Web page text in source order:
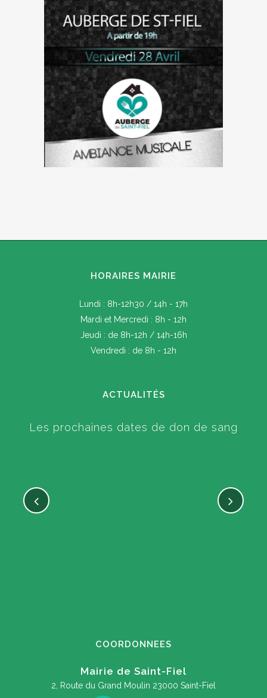
HORAIRES MAIRIE
Lundi : 8h-12h30 / 14h - 17h
Mardi et Mercredi : 8h - 12h
Jeudi : de 8h-12h / 14h-16h
Vendredi : de 8h - 12h
ACTUALITÉS
Les prochaines dates de don de sang
COORDONNEES
Mairie de Saint-Fiel
2, Route du Grand Moulin 23000 Saint-Fiel